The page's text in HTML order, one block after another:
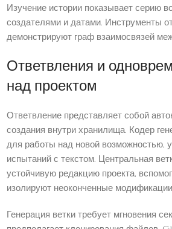
Изучение истории показывает серию
создателями и датами. Инструменты
демонстрируют граф взаимосвязей
Ответвления и
над проектом
Ответвление представляет собой
создания внутри хранилища. Кодер
для работы над новой возможностью,
испытаний с текстом. Центральная
устойчивую редакцию проекта,
изолируют неоконченные
Генерация ветки требует мгновения